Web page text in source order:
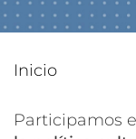
Inicio
Participamos